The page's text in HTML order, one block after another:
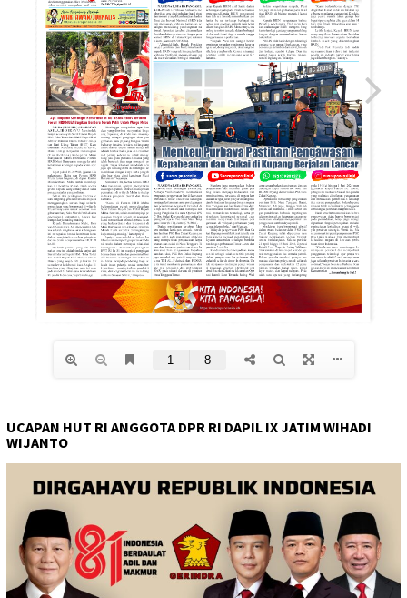
UCAPAN HUT RI ANGGOTA DPR RI DAPIL IX JATIM WIHADI
WIJANTO